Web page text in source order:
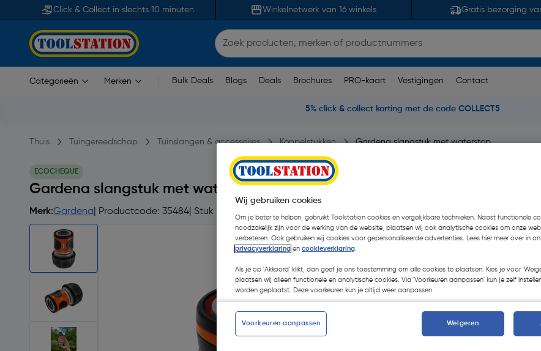
Click & Collect in slechts 10 minuten Winkelnetwerk van 16 winkels Gratis bezorging
Categorieën Merken Bulk Deals Blogs Deals Brochures PRO-kaart Vestigingen Contact
5% click & collect korting met de code COLLECT5
Thuis Tuingereedschap Tuinslangen & accessoires Koppelstukken Gardena slangstuk met waterstop
ECOCHEQUE
Gardena slangstuk met waterstop 19mm (3/4")
Merk:Gardena | Productcode: 35484 | Stuk
€ 9,97
Wij gebruiken cookies
Om je beter te helpen, gebruikt Toolstation cookies en vergelijkbare technieken. Naast functionele
noodzakelijk zijn voor de werking van de website, plaatsen wij ook analytische cookies om onze
verbeteren. Ook gebruiken wij cookies voor gepersonaliseerde advertenties. Lees hier meer over in
privacyverklaring en cookieverklaring.
Als je op 'Akkoord' klikt, dan geef je ons toestemming om alle cookies te plaatsen. Kies je voor
plaatsen wij alleen functionele en analytische cookies. Via 'Voorkeuren aanpassen' kun je zelf
worden geplaatst. Deze voorkeuren kun je altijd weer aanpassen.
Voorkeuren aanpassen Weigeren